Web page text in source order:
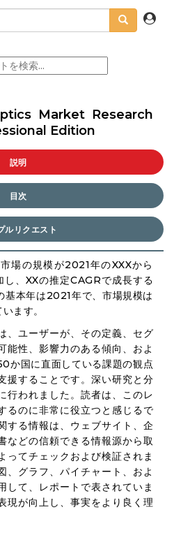
Market Research
Edition
説明
目次
ルリクエスト
場の規模が2021年のXXXから
、XXの推定CAGRで成長する
基本年は2021年で、市場規模は
ます。
、ユーザーが、その定義、セグ
能性、影響力のある傾向、およ
か国に直面している課題の観点
援することです。深い研究と分
行われました。読者は、このレ
るのに非常に役立つと感じるで
する情報は、ウェブサイト、企
などの信頼できる情報源から取
ってチェックおよび検証されま
、グラフ、パイチャート、およ
して、レポートで表されていま
現が向上し、事実をより良く理